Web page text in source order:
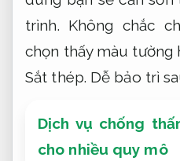
trình. Không chắc
chọn thấy màu tường
Sắt thép. Dễ bảo trì
Dịch vụ chống
cho nhiều quy mô